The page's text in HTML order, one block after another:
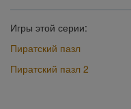
Игры этой серии:
Пиратский пазл
Пиратский пазл 2